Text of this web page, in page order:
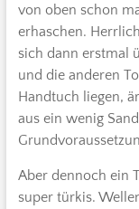
von oben schon
erhaschen.
sich dann erstmal
und die anderen
Handtuch liegen,
aus ein wenig
Aber dennoch ein
super türkis.